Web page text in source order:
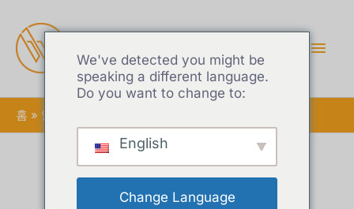
메
메
뉴
홈 알루미늄 압출재
We've detected you might be
speaking a different language.
Do you want to change to:
English
Change Language